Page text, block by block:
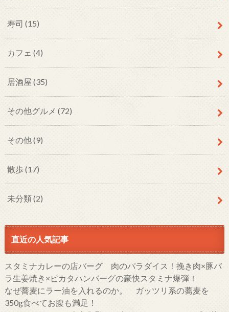
寿司 (15)
カフェ (4)
居酒屋 (35)
その他グルメ (72)
その他(9)
散歩(17)
未分類(2)
直近の人気記事
スタミナカレーの店バーグ 肉のパラダイス！挽き肉×豚バ
ラ生姜焼き×ピカタハンバーグの豪快スタミナ爆弾！
なぜ蕎麦にラー油を入れるのか。 ガッツリ系の蕎麦を
350g食べてお腹も満足！